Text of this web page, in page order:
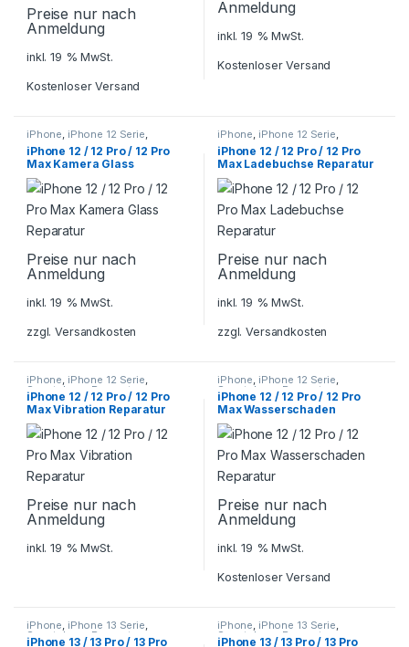
Preise nur nach
Anmeldung
inkl. 19 % MwSt.
Kostenloser Versand
Anmeldung
inkl. 19 % MwSt.
Kostenloser Versand
iPhone, iPhone 12 Serie,
Smartphone Reparatur
iPhone 12 / 12 Pro / 12 Pro
Max Kamera Glass
Reparatur
Preise nur nach
Anmeldung
inkl. 19 % MwSt.
zzgl.Versandkosten
iPhone, iPhone 12 Serie,
Smartphone Reparatur
iPhone 12 / 12 Pro / 12 Pro
Max Ladebuchse Reparatur
Preise nur nach
Anmeldung
inkl. 19 % MwSt.
zzgl.Versandkosten
iPhone, iPhone 12 Serie,
Smartphone Reparatur
iPhone 12 / 12 Pro / 12 Pro
Max Vibration Reparatur
Preise nur nach
Anmeldung
inkl. 19 % MwSt.
iPhone, iPhone 12 Serie,
Smartphone Reparatur
iPhone 12 / 12 Pro / 12 Pro
Max Wasserschaden
Reparatur
Preise nur nach
Anmeldung
inkl. 19 % MwSt.
Kostenloser Versand
iPhone, iPhone 13 Serie,
Smartphone Reparatur
iPhone 13 / 13 Pro / 13 Pro
iPhone, iPhone 13 Serie,
Smartphone Reparatur
iPhone 13 / 13 Pro / 13 Pro